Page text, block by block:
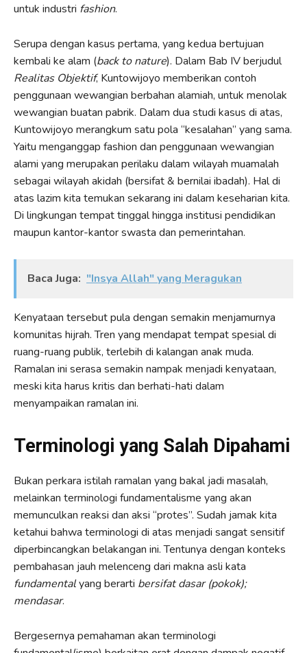
untuk industri fashion.
Serupa dengan kasus pertama, yang kedua bertujuan
kembali ke alam (back to nature). Dalam Bab IV berjudul
Realitas Objektif, Kuntowijoyo memberikan contoh
penggunaan wewangian berbahan alamiah, untuk menolak
wewangian buatan pabrik. Dalam dua studi kasus di atas,
Kuntowijoyo merangkum satu pola “kesalahan” yang sama.
Yaitu menganggap fashion dan penggunaan wewangian
alami yang merupakan perilaku dalam wilayah muamalah
sebagai wilayah akidah (bersifat & bernilai ibadah). Hal di
atas lazim kita temukan sekarang ini dalam keseharian kita.
Di lingkungan tempat tinggal hingga institusi pendidikan
maupun kantor-kantor swasta dan pemerintahan.
Baca Juga: "Insya Allah" yang Meragukan
Kenyataan tersebut pula dengan semakin menjamurnya
komunitas hijrah. Tren yang mendapat tempat spesial di
ruang-ruang publik, terlebih di kalangan anak muda.
Ramalan ini serasa semakin nampak menjadi kenyataan,
meski kita harus kritis dan berhati-hati dalam
menyampaikan ramalan ini.
Terminologi yang Salah Dipahami
Bukan perkara istilah ramalan yang bakal jadi masalah,
melainkan terminologi fundamentalisme yang akan
memunculkan reaksi dan aksi “protes”. Sudah jamak kita
ketahui bahwa terminologi di atas menjadi sangat sensitif
diperbincangkan belakangan ini. Tentunya dengan konteks
pembahasan jauh melenceng dari makna asli kata
fundamentalyang berarti bersifat dasar (pokok);
mendasar.
Bergesernya pemahaman akan terminologi